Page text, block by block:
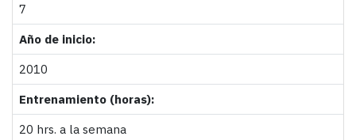
7
Año de inicio:
2010
Entrenamiento (horas):
20 hrs. a la semana